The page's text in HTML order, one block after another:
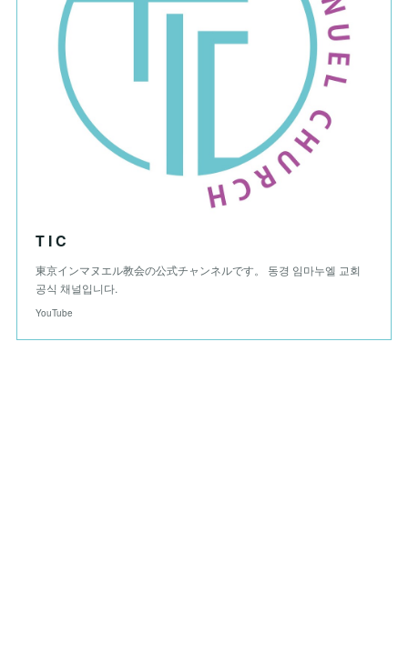
T I C
東京インマヌエル教会の公式チャンネルです。 동경 임마누엘 교회
공식 채널입니다.
YouTube